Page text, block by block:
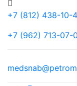
+7 (812) 438-10-
+7 (962) 713-07-